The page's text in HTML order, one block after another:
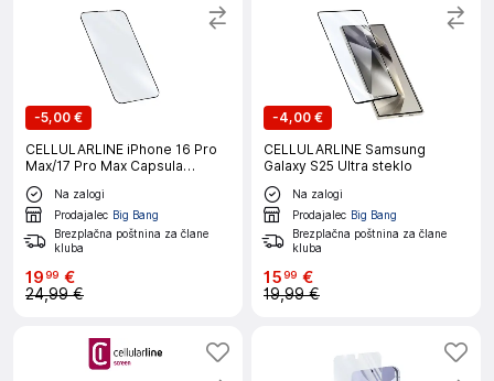
-5,00 €
CELLULARLINE iPhone 16 Pro
Max/17 Pro Max Capsula
zaščitno steklo
Na zalogi
Prodajalec Big Bang
Brezplačna poštnina za člane
kluba
1999 €
24,99 €
-4,00 €
CELLULARLINE Samsung
Galaxy S25 Ultra steklo
Na zalogi
Prodajalec Big Bang
Brezplačna poštnina za člane
kluba
1599 €
19,99 €